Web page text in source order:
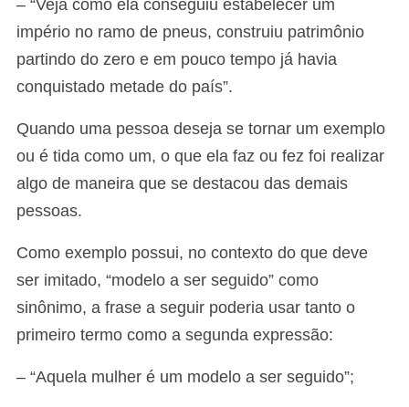
– “Veja como ela conseguiu estabelecer um
império no ramo de pneus, construiu patrimônio
partindo do zero e em pouco tempo já havia
conquistado metade do país”.
Quando uma pessoa deseja se tornar um exemplo
ou é tida como um, o que ela faz ou fez foi realizar
algo de maneira que se destacou das demais
pessoas.
Como exemplo possui, no contexto do que deve
ser imitado, “modelo a ser seguido” como
sinônimo, a frase a seguir poderia usar tanto o
primeiro termo como a segunda expressão:
– “Aquela mulher é um modelo a ser seguido”;